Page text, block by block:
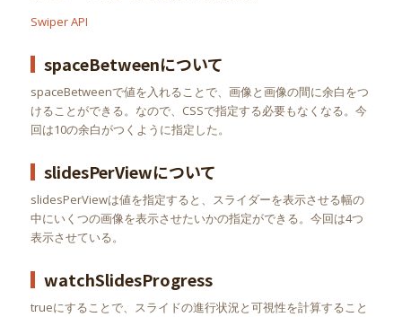
Swiper API
spaceBetweenについて
spaceBetweenで値を入れることで、画像と画像の間に余白をつ
けることができる。なので、CSSで指定する必要もなくなる。今
回は10の余白がつくように指定した。
slidesPerViewについて
slidesPerViewは値を指定すると、スライダーを表示させる幅の
中にいくつの画像を表示させたいかの指定ができる。今回は4つ
表示させている。
watchSlidesProgress
trueにすることで、スライドの進行状況と可視性を計算すること